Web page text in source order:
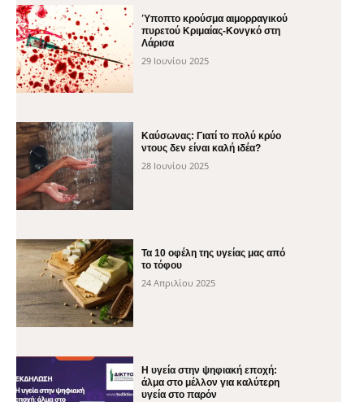
Ύποπτο κρούσμα αιμορραγικού
πυρετού Κριμαίας-Κονγκό στη
Λάρισα
29 Ιουνίου 2025
Καύσωνας: Γιατί το πολύ κρύο
ντους δεν είναι καλή ιδέα?
28 Ιουνίου 2025
Τα 10 οφέλη της υγείας μας από
το τόφου
24 Απριλίου 2025
H υγεία στην ψηφιακή εποχή:
άλμα στο μέλλον για καλύτερη
υγεία στο παρόν